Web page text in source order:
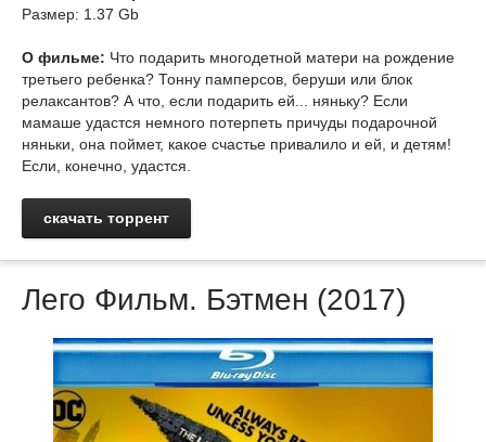
Размер: 1.37 Gb
О фильме: Что подарить многодетной матери на рождение
третьего ребенка? Тонну памперсов, беруши или блок
релаксантов? А что, если подарить ей... няньку? Если
мамаше удастся немного потерпеть причуды подарочной
няньки, она поймет, какое счастье привалило и ей, и детям!
Если, конечно, удастся.
скачать торрент
Лего Фильм. Бэтмен (2017)